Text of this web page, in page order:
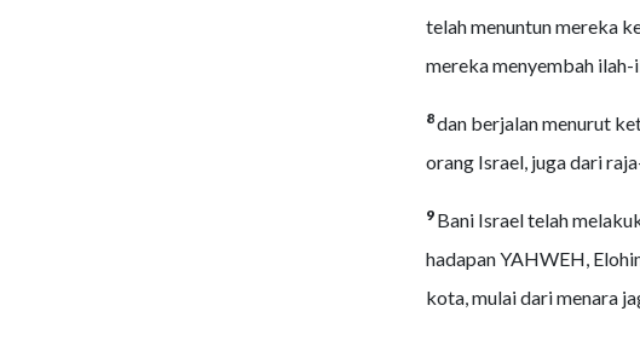
telah menuntun mereka
mereka menyembah ilah-
8dan berjalan menurut
orang Israel, juga dari
9 Bani Israel telah
hadapan YAHWEH,
kota, mulai dari menara